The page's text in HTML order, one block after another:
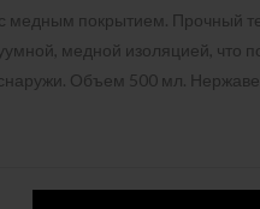
медным покрытием. Прочный
медной изоляцией, что
Объем 500 мл.